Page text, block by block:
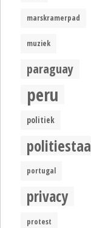
marskramerpad
muziek
paraguay
peru
politiek
politiestaat
portugal
privacy
protest